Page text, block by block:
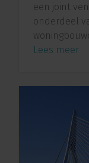
een joint
onderdeel
Lees meer